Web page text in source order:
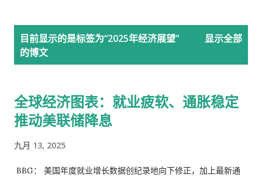
目前显示的是标签为“2025年经济展望”
的博文
显示全部
全球经济图表：就业疲软、通胀稳定
推动美联储降息
九月 13, 2025
BBG： 美国年度就业增长数据创纪录地向下修正，加上最新通